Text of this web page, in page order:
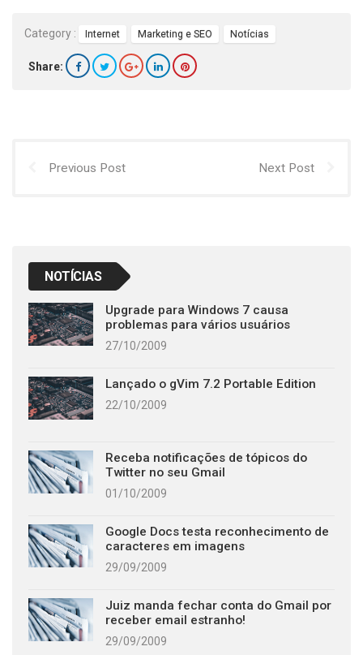
Category : Internet Marketing e SEO Notícias
Share:
Previous Post Next Post
NOTÍCIAS
Upgrade para Windows 7 causa
problemas para vários usuários
27/10/2009
Lançado o gVim 7.2 Portable Edition
22/10/2009
Receba notificações de tópicos do
Twitter no seu Gmail
01/10/2009
Google Docs testa reconhecimento de
caracteres em imagens
29/09/2009
Juiz manda fechar conta do Gmail por
receber email estranho!
29/09/2009